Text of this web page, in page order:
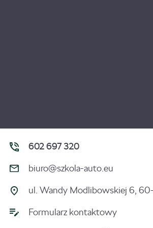
602 697 320
biuro@szkola-auto.eu
ul. Wandy Modlibowskiej 6,
Formularz kontaktowy